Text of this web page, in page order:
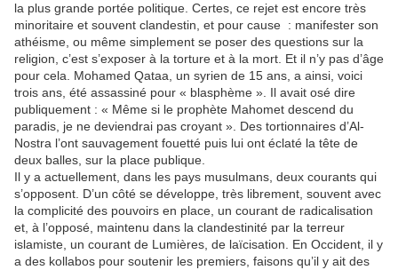
la plus grande portée politique. Certes, ce rejet est encore très
minoritaire et souvent clandestin, et pour cause : manifester son
athéisme, ou même simplement se poser des questions sur la
religion, c’est s’exposer à la torture et à la mort. Et il n’y pas d’âge
pour cela. Mohamed Qataa, un syrien de 15 ans, a ainsi, voici
trois ans, été assassiné pour « blasphème ». Il avait osé dire
publiquement : « Même si le prophète Mahomet descend du
paradis, je ne deviendrai pas croyant ». Des tortionnaires d’Al-
Nostra l’ont sauvagement fouetté puis lui ont éclaté la tête de
deux balles, sur la place publique.
Il y a actuellement, dans les pays musulmans, deux courants qui
s’opposent. D’un côté se développe, très librement, souvent avec
la complicité des pouvoirs en place, un courant de radicalisation
et, à l’opposé, maintenu dans la clandestinité par la terreur
islamiste, un courant de Lumières, de laïcisation. En Occident, il y
a des kollabos pour soutenir les premiers, faisons qu’il y ait des